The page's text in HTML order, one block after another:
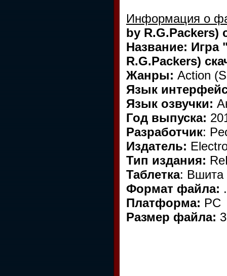
Информация о
by R.G.Packers)
Название: Игра
R.G.Packers)
Жанры: Action
Язык
Язык озвучки:
Год выпуска:
Разработчик:
Издатель:
Тип издания:
Таблетка: Вшита
Формат файла:
Платформа: PC
Размер файла: